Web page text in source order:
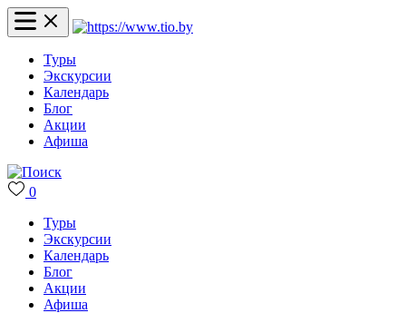
Туры
Экскурсии
Календарь
Блог
Акции
Афиша
0
Туры
Экскурсии
Календарь
Блог
Акции
Афиша